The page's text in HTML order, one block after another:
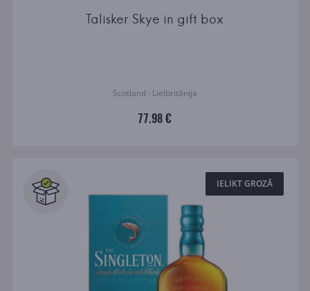
Talisker Skye in gift box
Scotland · Lielbritānija
77.98 €
IELIKT GROZĀ